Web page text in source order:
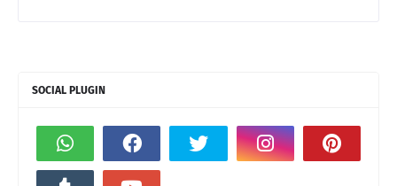
SOCIAL PLUGIN